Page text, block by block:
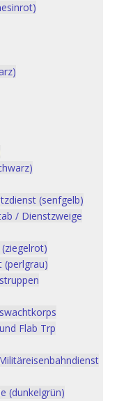
(senfgelb)
/ Dienstzweige
(perlgrau)
Flab Trp
(dunkelgrün)